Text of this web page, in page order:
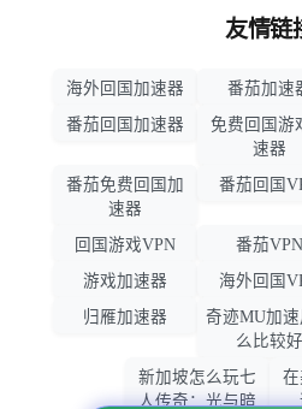
友情链
海外回国加速器 番茄加速
番茄回国加速器
免费回国游
速器
番茄免费回国加
速器
番茄回国
回国游戏VPN 番茄VPN
游戏加速器
海外回国
归雁加速器
奇迹MU加速
么比较好
新加坡怎么玩七
人传奇：光与暗